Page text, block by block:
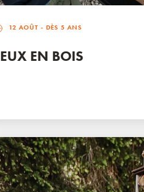
12 AOÛT - DÈS 5 ANS
EN BOIS